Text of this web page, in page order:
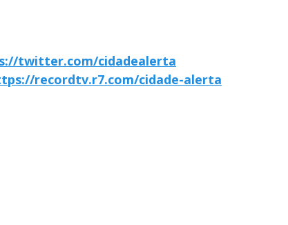
twitter.com/cidadealerta
recordtv.r7.com/cidade-alerta